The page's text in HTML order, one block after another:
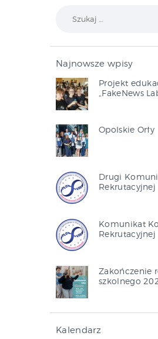
Najnowsze wpisy
Projekt
„FakeNews
Opolskie Orły
Drugi
Rekrutacyjnej
Komunikat
Rekrutacyjnej
Zakończenie
szkolnego
Kalendarz